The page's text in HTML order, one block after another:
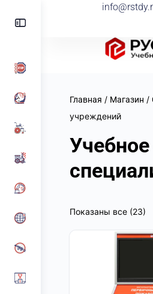
Главная / Магазин /
учреждений
Показаны все (23)